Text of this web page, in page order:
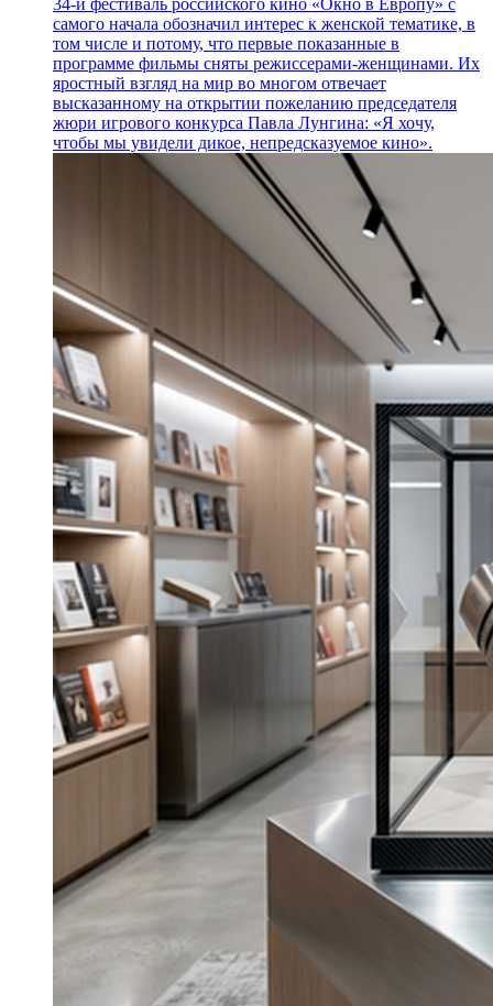
самого начала обозначил интерес к женской тематике, в
том числе и потому, что первые показанные в
программе фильмы сняты режиссерами-женщинами. Их
яростный взгляд на мир во многом отвечает
высказанному на открытии пожеланию председателя
жюри игрового конкурса Павла Лунгина: «Я хочу,
чтобы мы увидели дикое, непредсказуемое кино».